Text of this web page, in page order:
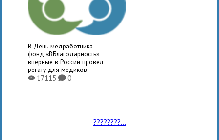
В День медработника
фонд «ВБлагодарность»
впервые в России провел
регату для медиков
X17115K0
????????...